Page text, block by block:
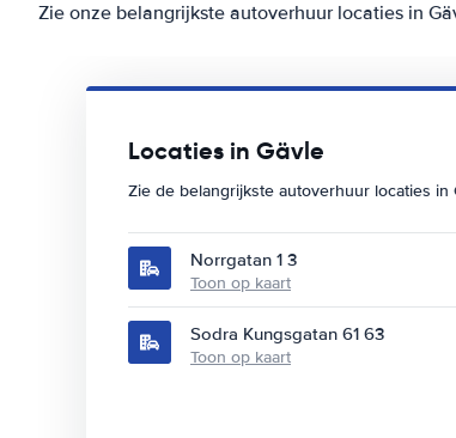
Zie onze belangrijkste autoverhuur locaties in
Locaties in Gävle
Zie de belangrijkste autoverhuur locaties in
Norrgatan 1 3
Toon op kaart
Sodra Kungsgatan 61 63
Toon op kaart